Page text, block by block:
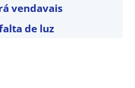
vendavais
de luz